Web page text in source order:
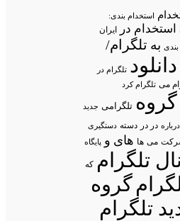
استخدام بندی:
استخدام در ایران
بندی به تلگرام/
تلگرام در
می تلگرام کرد
گروه تلگرامی جدید
درباره در در دسته دستگیری
می ها های و پایگاه
تلگرام که
گروه
تلگرام